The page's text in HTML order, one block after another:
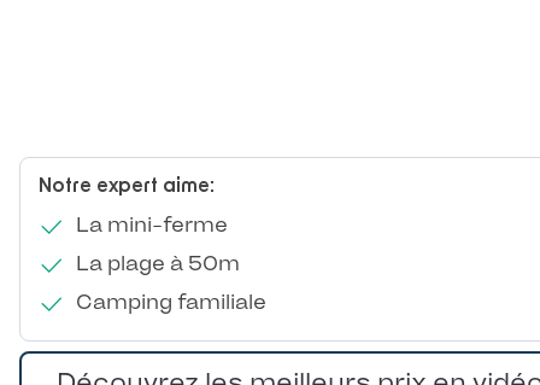
Notre expert aime:
La mini-ferme
La plage à 50m
Camping familiale